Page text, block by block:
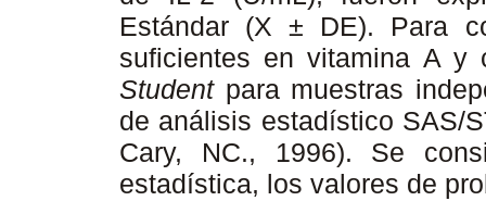
Estándar (X ± DE). Para
suficientes en vitamina A
Studentpara muestras
de análisis estadístico SAS/
Cary, NC., 1996). Se
estadística, los valores de